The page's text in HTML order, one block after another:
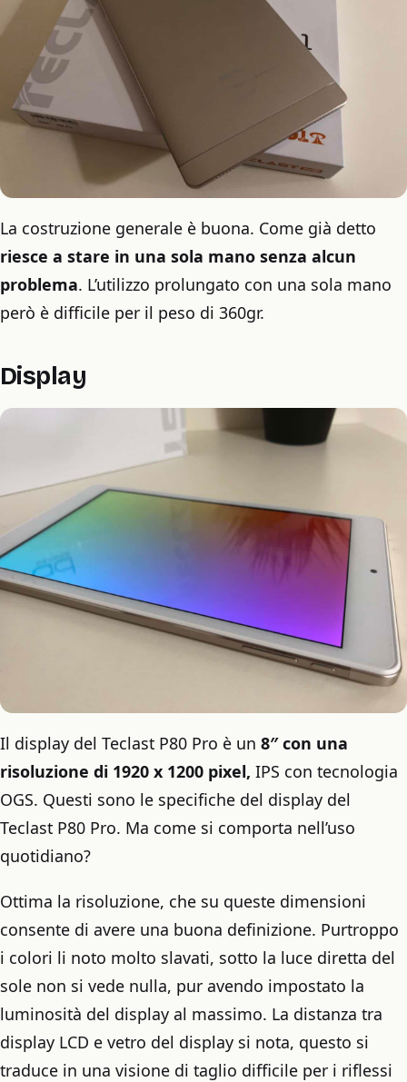
La costruzione generale è buona. Come già detto
riesce a stare in una sola mano senza alcun
problema. L’utilizzo prolungato con una sola mano
però è difficile per il peso di 360gr.
Display
Il display del Teclast P80 Pro è un 8″ con una
risoluzione di 1920 x 1200 pixel, IPS con tecnologia
OGS. Questi sono le specifiche del display del
Teclast P80 Pro. Ma come si comporta nell’uso
quotidiano?
Ottima la risoluzione, che su queste dimensioni
consente di avere una buona definizione. Purtroppo
i colori li noto molto slavati, sotto la luce diretta del
sole non si vede nulla, pur avendo impostato la
luminosità del display al massimo. La distanza tra
display LCD e vetro del display si nota, questo si
traduce in una visione di taglio difficile per i riflessi